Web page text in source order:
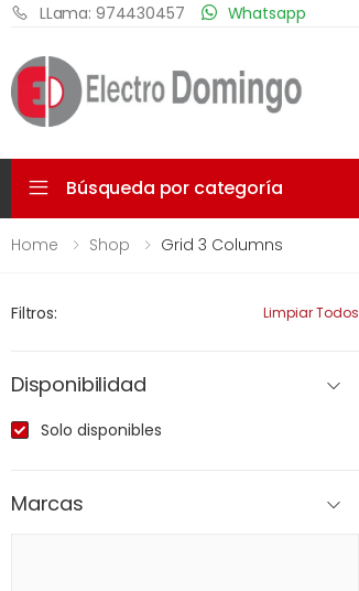
LLama: 974430457 Whatsapp
Búsqueda por categoría
Home Shop Grid 3 Columns
Filtros: Limpiar Todos
Disponibilidad
Solo disponibles
Marcas